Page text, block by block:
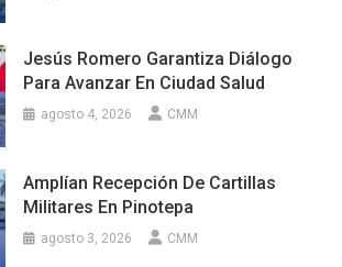
Jesús Romero Garantiza Diálogo
Para Avanzar En Ciudad Salud
agosto 4, 2026 CMM
Amplían Recepción De Cartillas
Militares En Pinotepa
agosto 3, 2026 CMM